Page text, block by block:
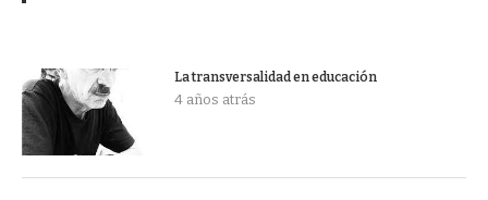
La transversalidad en educación
4 años atrás